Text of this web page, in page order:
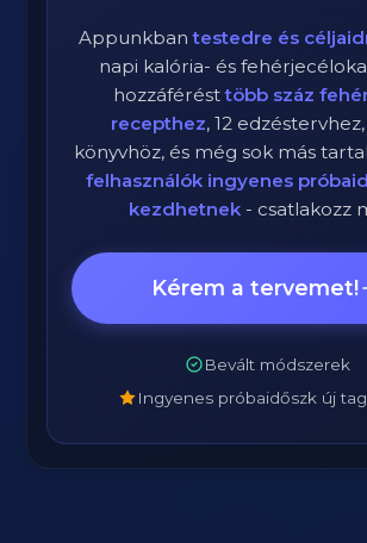
Appunkbantestedre és
napi kalória- és
hozzáférésttöbb száz
recepthez, 12
könyvhöz, és még sok más
felhasználók ingyenes
kezdhetnek- csatlakozz
Kérem a tervemet!
Bevált módszerek
Ingyenes próbaidőszk új